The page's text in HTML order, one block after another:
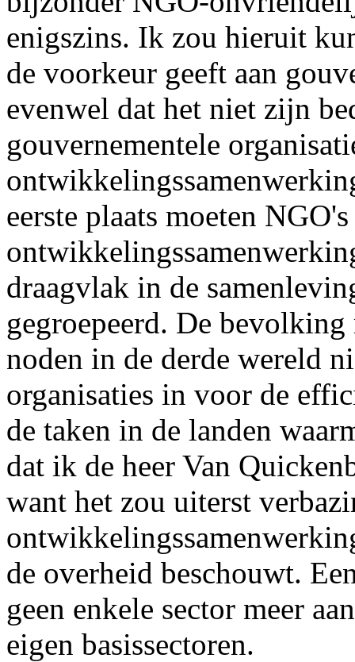
enigszins. Ik zou hieruit
de voorkeur geeft aan
evenwel dat het niet zijn
gouvernementele
eerste plaats moeten
draagvlak in de
gegroepeerd. De
noden in de derde wereld
organisaties in voor de
de taken in de landen
dat ik de heer Van
want het zou uiterst
de overheid beschouwt.
geen enkele sector meer
eigen basissectoren.